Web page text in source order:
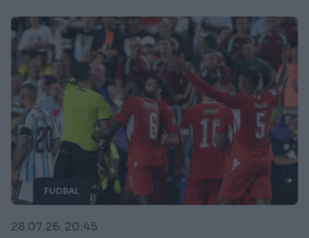
FUDBAL
28.07.26. 20:45